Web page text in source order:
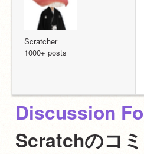
Scratcher
1000+ posts
Discussion
Scratchのコ